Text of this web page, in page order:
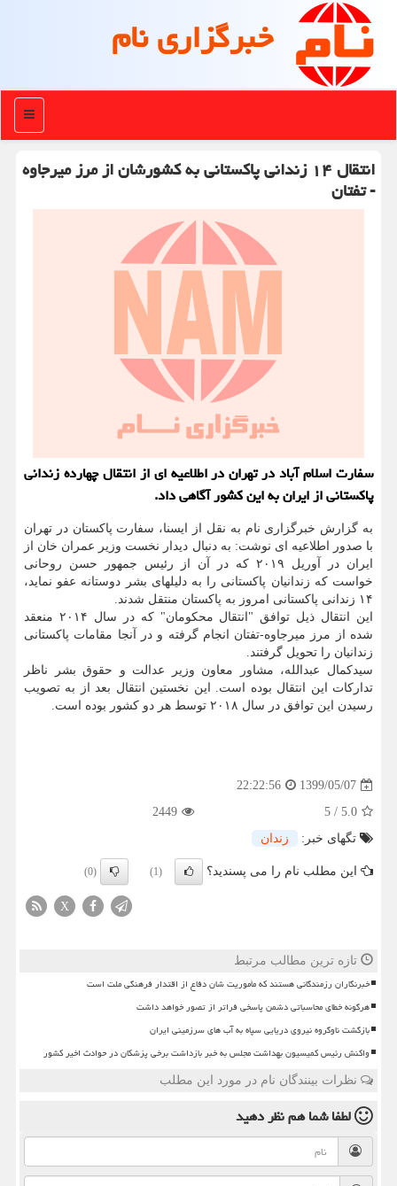
خبرگزاری نام
منو
انتقال ۱۴ زندانی پاكستانی به كشورشان از مرز میرجاوه
- تفتان
سفارت اسلام آباد در تهران در اطلاعیه ای از انتقال چهارده زندانی
پاكستانی از ایران به این كشور آگاهی داد.
به گزارش خبرگزاری نام به نقل از ایسنا، سفارت پاکستان در تهران
با صدور اطلاعیه ای نوشت: به دنبال دیدار نخست وزیر عمران خان از
ایران در آوریل ۲۰۱۹ که در آن از رئیس جمهور حسن روحانی
خواست که زندانیان پاکستانی را به دلیلهای بشر دوستانه عفو نماید،
۱۴ زندانی پاکستانی امروز به پاکستان منتقل شدند.
این انتقال ذیل توافق "انتقال محکومان" که در سال ۲۰۱۴ منعقد
شده از مرز میرجاوه-تفتان انجام گرفته و در آنجا مقامات پاکستانی
زندانیان را تحویل گرفتند.
سیدکمال عبدالله، مشاور معاون وزیر عدالت و حقوق بشر ناظر
تدارکات این انتقال بوده است. این نخستین انتقال بعد از به تصویب
رسیدن این توافق در سال ۲۰۱۸ توسط هر دو کشور بوده است.
1399/05/07
22:22:56
5.0
/
5
2449
تگهای خبر:
زندان
این مطلب نام را می پسندید؟ (1)
(0)
X
تازه ترین مطالب مرتبط
خبرنگاران رزمندگانی هستند که مأموریت شان دفاع از اقتدار فرهنگی ملت است
هرگونه خطای محاسباتی دشمن پاسخی فراتر از تصور خواهد داشت
بازگشت ناوگروه نیروی دریایی سپاه به آب های سرزمینی ایران
واکنش رئیس کمیسیون بهداشت مجلس به خبر بازداشت برخی پزشکان در حوادث اخیر کشور
نظرات بینندگان نام در مورد این مطلب
لطفا شما همنظر دهید